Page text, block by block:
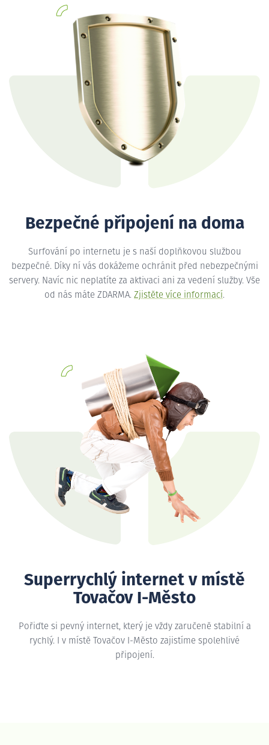
Bezpečné připojení na doma
Surfování po internetu je s naší doplňkovou službou
bezpečné. Díky ní vás dokážeme ochránit před nebezpečnými
servery. Navíc nic neplatíte za aktivaci ani za vedení služby. Vše
od nás máte ZDARMA. Zjistěte více informací.
Superrychlý internet v místě
Tovačov I-Město
Pořiďte si pevný internet, který je vždy zaručeně stabilní a
rychlý. I v místě Tovačov I-Město zajistíme spolehlivé
připojení.